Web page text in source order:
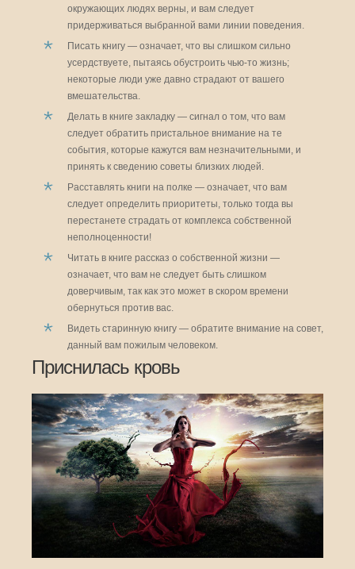
окружающих людях верны, и вам следует
придерживаться выбранной вами линии поведения.
Писать книгу — означает, что вы слишком сильно
усердствуете, пытаясь обустроить чью-то жизнь;
некоторые люди уже давно страдают от вашего
вмешательства.
Делать в книге закладку — сигнал о том, что вам
следует обратить пристальное внимание на те
события, которые кажутся вам незначительными, и
принять к сведению советы близких людей.
Расставлять книги на полке — означает, что вам
следует определить приоритеты, только тогда вы
перестанете страдать от комплекса собственной
неполноценности!
Читать в книге рассказ о собственной жизни —
означает, что вам не следует быть слишком
доверчивым, так как это может в скором времени
обернуться против вас.
Видеть старинную книгу — обратите внимание на совет,
данный вам пожилым человеком.
Приснилась кровь